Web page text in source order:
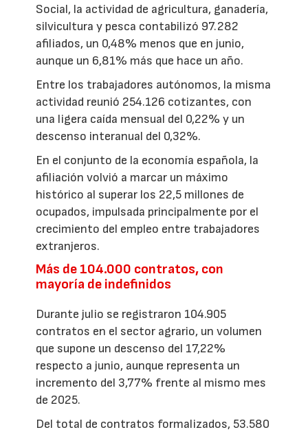
Social, la actividad de agricultura, ganadería,
silvicultura y pesca contabilizó 97.282
afiliados, un 0,48% menos que en junio,
aunque un 6,81% más que hace un año.
Entre los trabajadores autónomos, la misma
actividad reunió 254.126 cotizantes, con
una ligera caída mensual del 0,22% y un
descenso interanual del 0,32%.
En el conjunto de la economía española, la
afiliación volvió a marcar un máximo
histórico al superar los 22,5 millones de
ocupados, impulsada principalmente por el
crecimiento del empleo entre trabajadores
extranjeros.
Más de 104.000 contratos, con
mayoría de indefinidos
Durante julio se registraron 104.905
contratos en el sector agrario, un volumen
que supone un descenso del 17,22%
respecto a junio, aunque representa un
incremento del 3,77% frente al mismo mes
de 2025.
Del total de contratos formalizados, 53.580